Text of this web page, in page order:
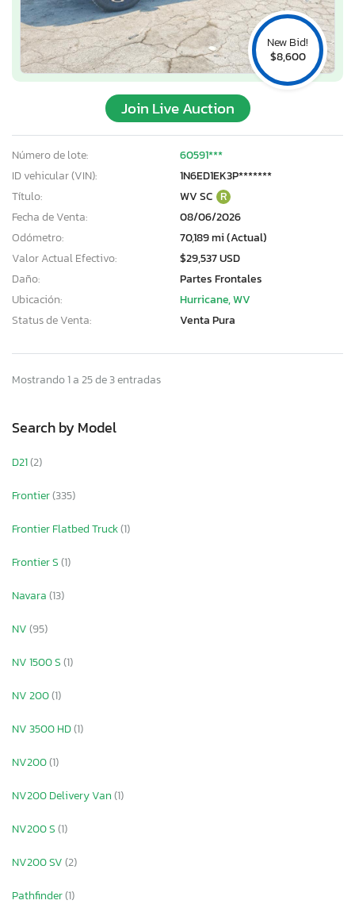
New Bid!
$8,600
Join Live Auction
Número de lote:
60591***
ID vehicular (VIN):
1N6ED1EK3P*******
Título:
WV SC R
Fecha de Venta:
08/06/2026
Odómetro:
70,189 mi (Actual)
Valor Actual Efectivo:
$29,537 USD
Daño:
Partes Frontales
Ubicación:
Hurricane, WV
Status de Venta:
Venta Pura
Mostrando 1 a 25 de 3 entradas
Search by Model
D21(2)
Frontier(335)
Frontier Flatbed Truck(1)
Frontier S(1)
Navara(13)
NV(95)
NV 1500 S(1)
NV 200(1)
NV 3500 HD(1)
NV200(1)
NV200 Delivery Van(1)
NV200 S(1)
NV200 SV(2)
Pathfinder(1)